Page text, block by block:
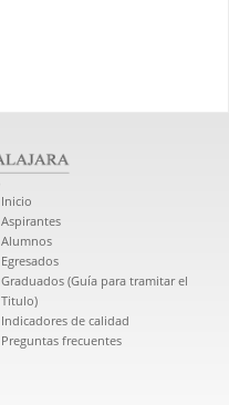
Inicio
Aspirantes
Alumnos
Egresados
Graduados (Guía para tramitar el
Titulo)
Indicadores de calidad
Preguntas frecuentes